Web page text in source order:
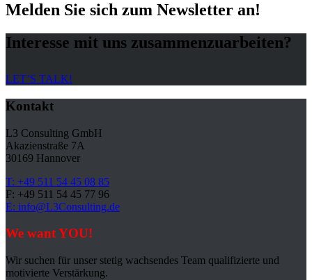
Melden Sie sich zum Newsletter an!
Interesse mit uns zusammenzuarbeiten?
LET’S TALK!
Kontakt
L3 Consulting GmbH
Akazienstraße 7A
30169 Hannover
T: +49 511 54 45 08 85
F: +49 511 54 45 77 96
E: info@L3Consulting.de
We want YOU!
Wir suchen für unser stetig wachsendes Team qualifizierte und
motivierte Verstärkung.